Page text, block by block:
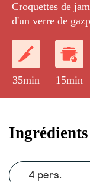
Croquettes de
d'un verre de
35min 15min
4 pers.